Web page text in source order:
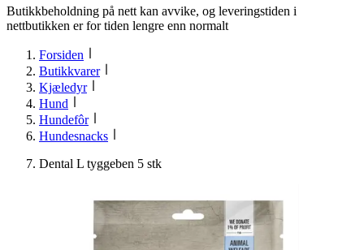
Butikkbeholdning på nett kan avvike, og leveringstiden i
nettbutikken er for tiden lengre enn normalt
Forsiden
Butikkvarer
Kjæledyr
Hund
Hundefôr
Hundesnacks
Dental L tyggeben 5 stk